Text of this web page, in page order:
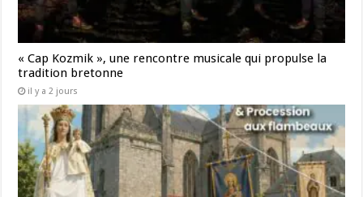
« Cap Kozmik », une rencontre musicale qui propulse la
tradition bretonne
il y a 2 jours